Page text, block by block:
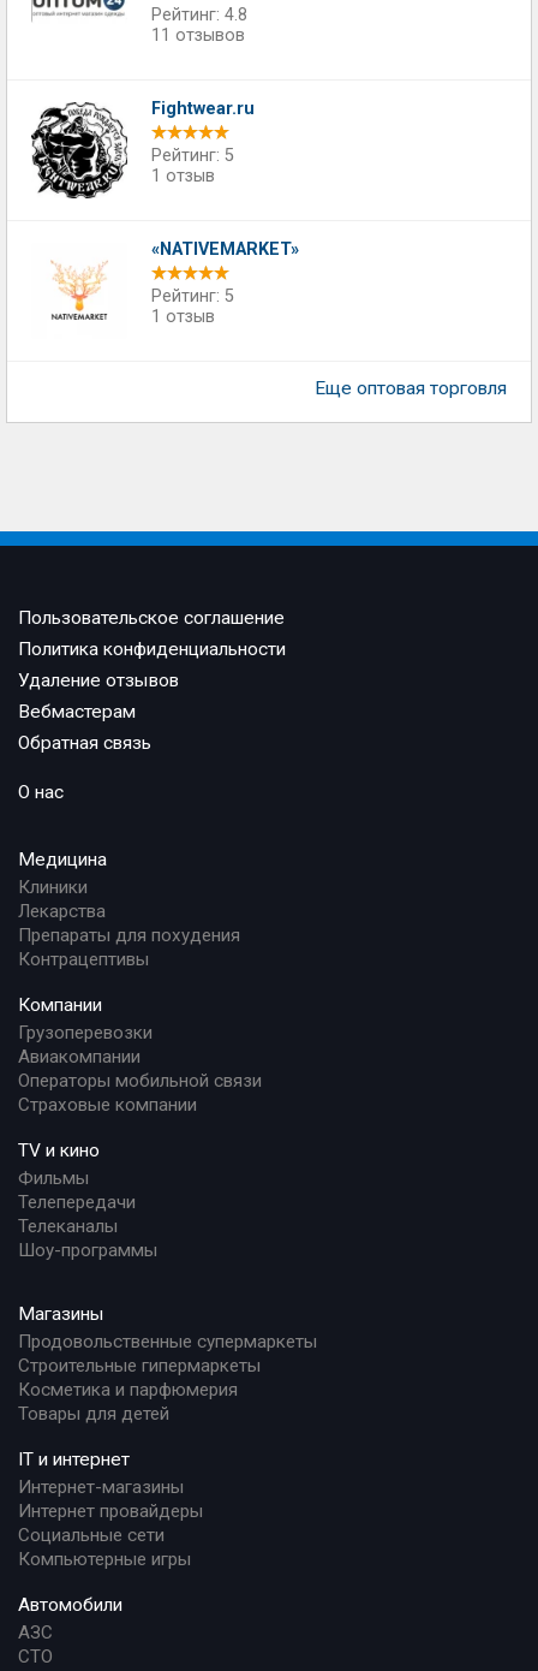
Рейтинг: 4.8
11 отзывов
Fightwear.ru
Рейтинг: 5
1 отзыв
«NATIVEMARKET»
Рейтинг: 5
1 отзыв
Еще оптовая торговля
Пользовательское соглашение
Политика конфиденциальности
Удаление отзывов
Вебмастерам
Обратная связь
О нас
Медицина
Клиники
Лекарства
Препараты для похудения
Контрацептивы
Компании
Грузоперевозки
Авиакомпании
Операторы мобильной связи
Страховые компании
TV и кино
Фильмы
Телепередачи
Телеканалы
Шоу-программы
Магазины
Продовольственные супермаркеты
Строительные гипермаркеты
Косметика и парфюмерия
Товары для детей
IT и интернет
Интернет-магазины
Интернет провайдеры
Социальные сети
Компьютерные игры
Автомобили
АЗС
СТО